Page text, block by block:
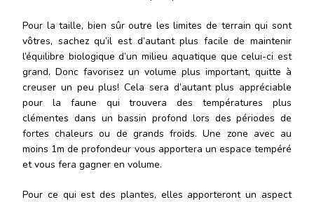
Pour la taille, bien sûr outre les limites de terrain qui sont
vôtres, sachez qu’il est d’autant plus facile de maintenir
l’équilibre biologique d’un milieu aquatique que celui-ci est
grand. Donc favorisez un volume plus important, quitte à
creuser un peu plus! Cela sera d’autant plus appréciable
pour la faune qui trouvera des températures plus
clémentes dans un bassin profond lors des périodes de
fortes chaleurs ou de grands froids. Une zone avec au
moins 1m de profondeur vous apportera un espace tempéré
et vous fera gagner en volume.
Pour ce qui est des plantes, elles apporteront un aspect